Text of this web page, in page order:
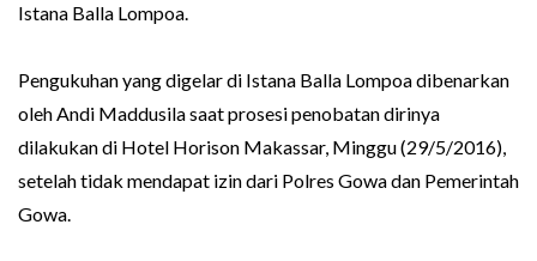
Istana Balla Lompoa.
Pengukuhan yang digelar di Istana Balla Lompoa dibenarkan
oleh Andi Maddusila saat prosesi penobatan dirinya
dilakukan di Hotel Horison Makassar, Minggu (29/5/2016),
setelah tidak mendapat izin dari Polres Gowa dan Pemerintah
Gowa.